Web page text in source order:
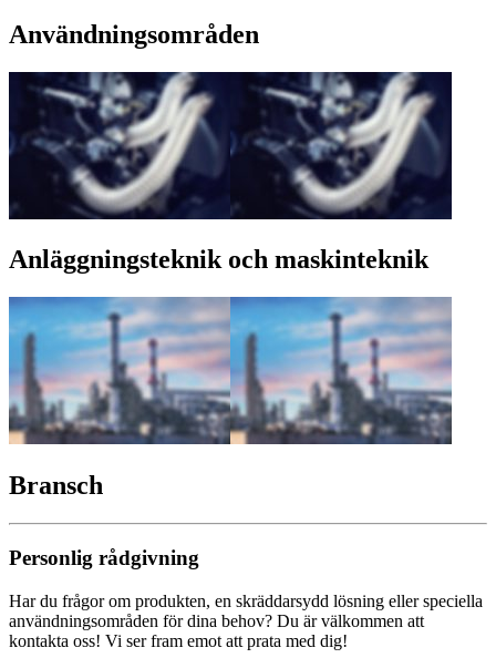
Användningsområden
Anläggningsteknik och maskinteknik
Bransch
Personlig rådgivning
Har du frågor om produkten, en skräddarsydd lösning eller speciella
användningsområden för dina behov? Du är välkommen att
kontakta oss! Vi ser fram emot att prata med dig!